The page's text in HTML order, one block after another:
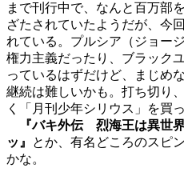
まで刊行中で、なんと百万部
ざたされていたようだが、今
れている。プルシア（ジョー
権力主義だったり、ブラック
っているはずだけど、まじめ
継続は難しいかも。打ち切り
く「月刊少年シリウス」を買
『バキ外伝 烈海王は異世
ッ』
とか、有名どころのスピ
かな。